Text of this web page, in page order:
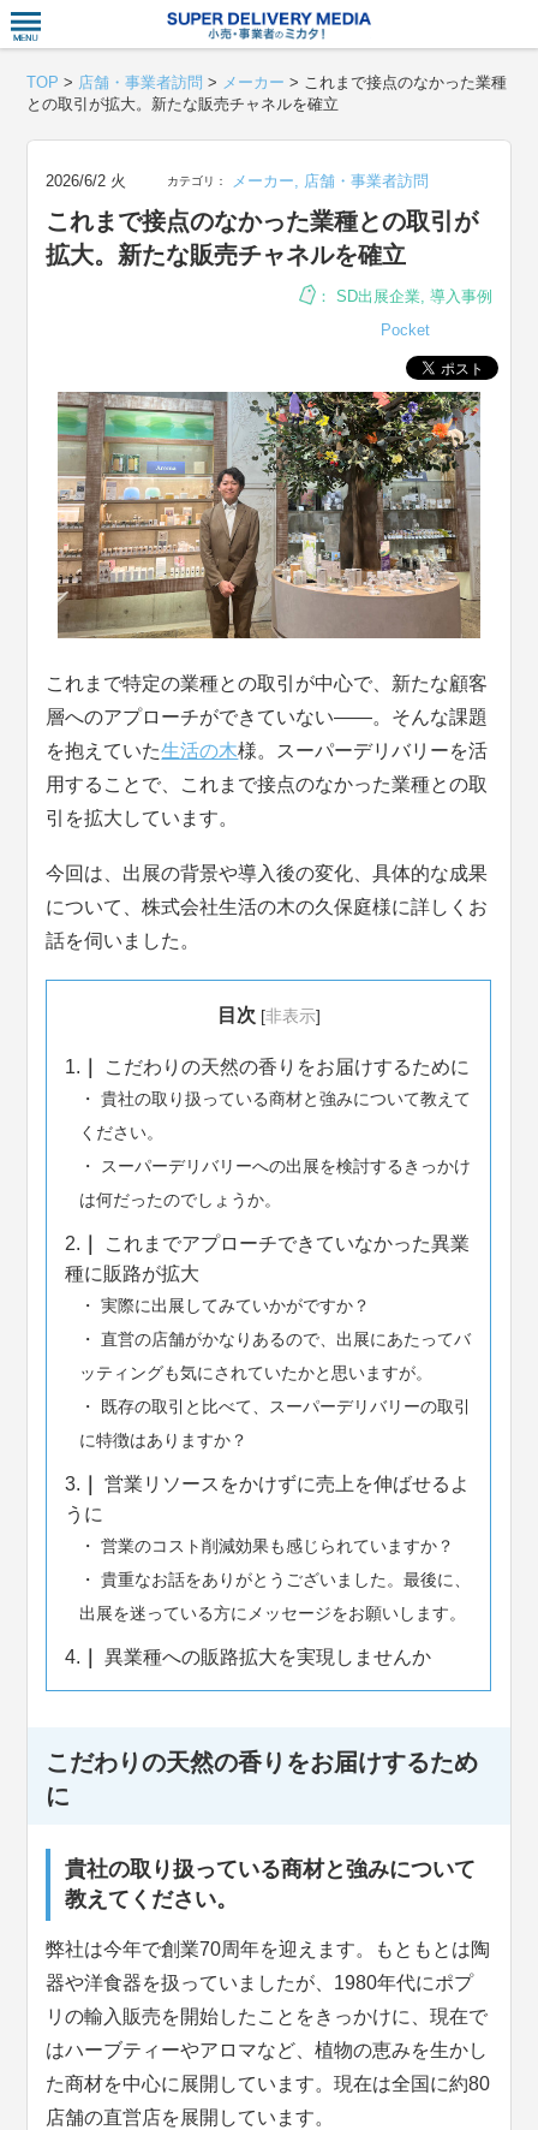
TOP > 店舗・事業者訪問 > メーカー > これまで接点のなかった業種
との取引が拡大。新たな販売チャネルを確立
2026/6/2 火 カテゴリ： メーカー, 店舗・事業者訪問
これまで接点のなかった業種との取引が
拡大。新たな販売チャネルを確立
： SD出展企業, 導入事例
Pocket
これまで特定の業種との取引が中心で、新たな顧客
層へのアプローチができていない――。そんな課題
を抱えていた生活の木様。スーパーデリバリーを活
用することで、これまで接点のなかった業種との取
引を拡大しています。
今回は、出展の背景や導入後の変化、具体的な成果
について、株式会社生活の木の久保庭様に詳しくお
話を伺いました。
目次 [非表示]
1. こだわりの天然の香りをお届けするために
貴社の取り扱っている商材と強みについて教えて
ください。
スーパーデリバリーへの出展を検討するきっかけ
は何だったのでしょうか。
2.
これまでアプローチできていなかった異業
種に販路が拡大
実際に出展してみていかがですか？
直営の店舗がかなりあるので、出展にあたってバ
ッティングも気にされていたかと思いますが。
既存の取引と比べて、スーパーデリバリーの取引
に特徴はありますか？
3.
営業リソースをかけずに売上を伸ばせるよ
うに
営業のコスト削減効果も感じられていますか？
貴重なお話をありがとうございました。最後に、
出展を迷っている方にメッセージをお願いします。
4. 異業種への販路拡大を実現しませんか
こだわりの天然の香りをお届けするため
に
貴社の取り扱っている商材と強みについて
教えてください。
弊社は今年で創業70周年を迎えます。もともとは陶
器や洋食器を扱っていましたが、1980年代にポプ
リの輸入販売を開始したことをきっかけに、現在で
はハーブティーやアロマなど、植物の恵みを生かし
た商材を中心に展開しています。現在は全国に約80
店舗の直営店を展開しています。